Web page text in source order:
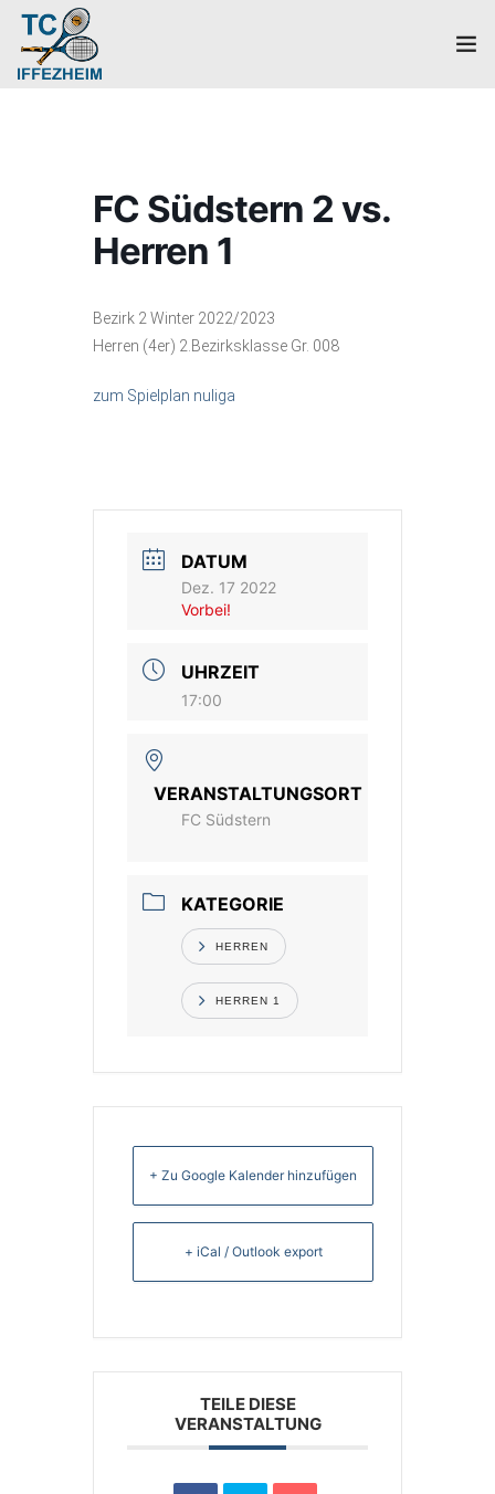
FC Südstern 2 vs.
Herren 1
Bezirk 2 Winter 2022/2023
Herren (4er) 2.Bezirksklasse Gr. 008
zum Spielplan nuliga
DATUM
Dez. 17 2022
Vorbei!
UHRZEIT
17:00
VERANSTALTUNGSORT
FC Südstern
KATEGORIE
HERREN
HERREN 1
+ Zu Google Kalender hinzufügen
+ iCal / Outlook export
TEILE DIESE
VERANSTALTUNG